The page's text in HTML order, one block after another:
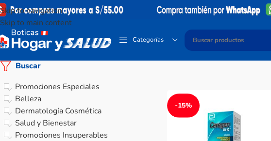
Skip to navigation
Skip to main content
Categorías
Buscar
Promociones Especiales
Belleza
Dermatología Cosmética
Salud y Bienestar
Promociones Insuperables
-15%